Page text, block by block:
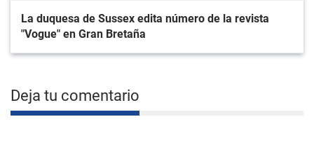
La duquesa de Sussex edita número de la revista
"Vogue" en Gran Bretaña
Deja tu comentario